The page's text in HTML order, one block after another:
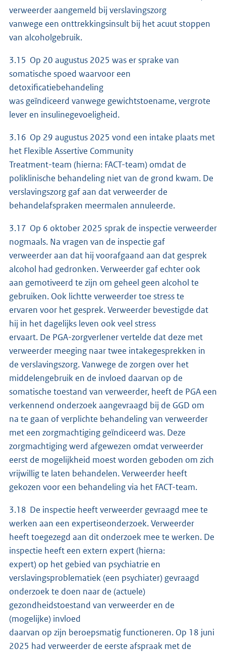
verweerder aangemeld bij verslavingszorg
vanwege een onttrekkingsinsult bij het acuut stoppen
van alcoholgebruik.
3.15 Op 20 augustus 2025 was er sprake van
somatische spoed waarvoor een
detoxificatiebehandeling
was geïndiceerd vanwege gewichtstoename, vergrote
lever en insulinegevoeligheid.
3.16 Op 29 augustus 2025 vond een intake plaats met
het Flexible Assertive Community
Treatment-team (hierna: FACT-team) omdat de
poliklinische behandeling niet van de grond kwam. De
verslavingszorg gaf aan dat verweerder de
behandelafspraken meermalen annuleerde.
3.17 Op 6 oktober 2025 sprak de inspectie verweerder
nogmaals. Na vragen van de inspectie gaf
verweerder aan dat hij voorafgaand aan dat gesprek
alcohol had gedronken. Verweerder gaf echter ook
aan gemotiveerd te zijn om geheel geen alcohol te
gebruiken. Ook lichtte verweerder toe stress te
ervaren voor het gesprek. Verweerder bevestigde dat
hij in het dagelijks leven ook veel stress
ervaart. De PGA-zorgverlener vertelde dat deze met
verweerder meeging naar twee intakegesprekken in
de verslavingszorg. Vanwege de zorgen over het
middelengebruik en de invloed daarvan op de
somatische toestand van verweerder, heeft de PGA een
verkennend onderzoek aangevraagd bij de GGD om
na te gaan of verplichte behandeling van verweerder
met een zorgmachtiging geïndiceerd was. Deze
zorgmachtiging werd afgewezen omdat verweerder
eerst de mogelijkheid moest worden geboden om zich
vrijwillig te laten behandelen. Verweerder heeft
gekozen voor een behandeling via het FACT-team.
3.18 De inspectie heeft verweerder gevraagd mee te
werken aan een expertiseonderzoek. Verweerder
heeft toegezegd aan dit onderzoek mee te werken. De
inspectie heeft een extern expert (hierna:
expert) op het gebied van psychiatrie en
verslavingsproblematiek (een psychiater) gevraagd
onderzoek te doen naar de (actuele)
gezondheidstoestand van verweerder en de
(mogelijke) invloed
daarvan op zijn beroepsmatig functioneren. Op 18 juni
2025 had verweerder de eerste afspraak met de